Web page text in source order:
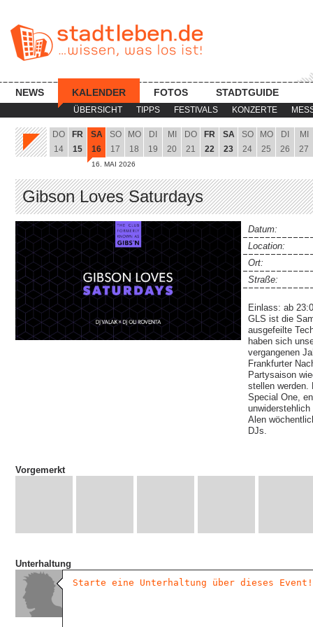
ÜBERSICHT TIPPS FESTIVALS KONZERTE
NEWS KALENDER FOTOS STADTGUIDE
DO
14
FR
15
SA
16
16. MAI 2026
SO
17
MO
18
DI
19
MI
20
DO
21
FR
22
SA
23
SO
24
MO
25
DI
26
MI
27
Gibson Loves Saturdays
Datum:
Location:
Ort:
Straße:
Einlass: ab
GLS ist die
ausgefeilte
haben sich
vergangenen
Frankfurter
Partysaison
stellen werden.
Special One,
Alen
DJs.
Vorgemerkt
Unterhaltung